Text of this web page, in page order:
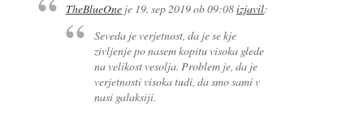
TheBlueOne je 19. sep 2019 ob 09:08izjavil:
Seveda je verjetnost, da je se kje
zivljenje po nasem kopitu visoka glede
na velikost vesolja. Problem je, da je
verjetnosti visoka tudi, da smo sami v
nasi galaksiji.